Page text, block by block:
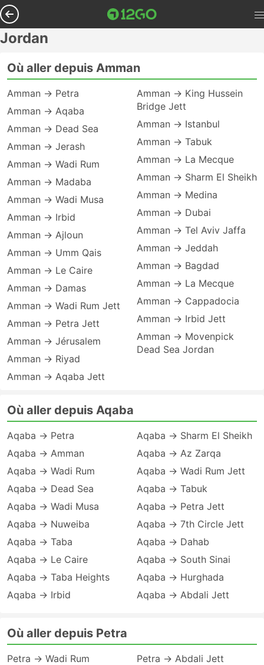
Jordan
Où aller depuis Amman
Amman → Petra
Amman → Aqaba
Amman → Dead Sea
Amman → Jerash
Amman → Wadi Rum
Amman → Madaba
Amman → Wadi Musa
Amman → Irbid
Amman → Ajloun
Amman → Umm Qais
Amman → Le Caire
Amman → Damas
Amman → Wadi Rum Jett
Amman → Petra Jett
Amman → Jérusalem
Amman → Riyad
Amman → Aqaba Jett
Amman → King Hussein
Bridge Jett
Amman → Istanbul
Amman → Tabuk
Amman → La Mecque
Amman → Sharm El Sheikh
Amman → Medina
Amman → Dubai
Amman → Tel Aviv Jaffa
Amman → Jeddah
Amman → Bagdad
Amman → La Mecque
Amman → Cappadocia
Amman → Irbid Jett
Amman → Movenpick
Dead Sea Jordan
Où aller depuis Aqaba
Aqaba → Petra
Aqaba → Amman
Aqaba → Wadi Rum
Aqaba → Dead Sea
Aqaba → Wadi Musa
Aqaba → Nuweiba
Aqaba → Taba
Aqaba → Le Caire
Aqaba → Taba Heights
Aqaba → Irbid
Aqaba → Sharm El Sheikh
Aqaba → Az Zarqa
Aqaba → Wadi Rum Jett
Aqaba → Tabuk
Aqaba → Petra Jett
Aqaba → 7th Circle Jett
Aqaba → Dahab
Aqaba → South Sinai
Aqaba → Hurghada
Aqaba → Abdali Jett
Où aller depuis Petra
Petra → Wadi Rum
Petra → Abdali Jett